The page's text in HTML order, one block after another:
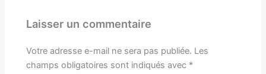
Laisser un commentaire
Votre adresse e-mail ne sera pas publiée. Les
champs obligatoires sont indiqués avec *